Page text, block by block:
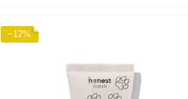
−12%